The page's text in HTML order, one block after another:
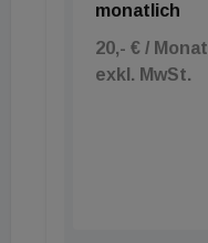
monatlich
20,- € / Monat
exkl. MwSt.